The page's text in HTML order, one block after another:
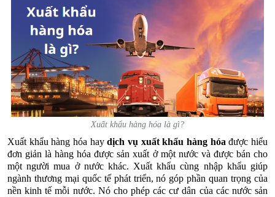
Xuất khẩu hàng hóa là gì?
Xuất khẩu hàng hóa haydịch vụ xuất khẩu hàng hóa được hiểu
đơn giản là hàng hóa được sản xuất ở một nước và được bán cho
một người mua ở nước khác. Xuất khẩu cùng nhập khẩu giúp
ngành thương mại quốc tế phát triển, nó góp phần quan trọng của
nền kinh tế mỗi nước. Nó cho phép các cư dân của các nước sản